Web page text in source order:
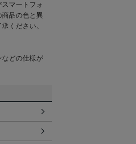
マートフォ
商品の色と異
ください。
どの仕様が